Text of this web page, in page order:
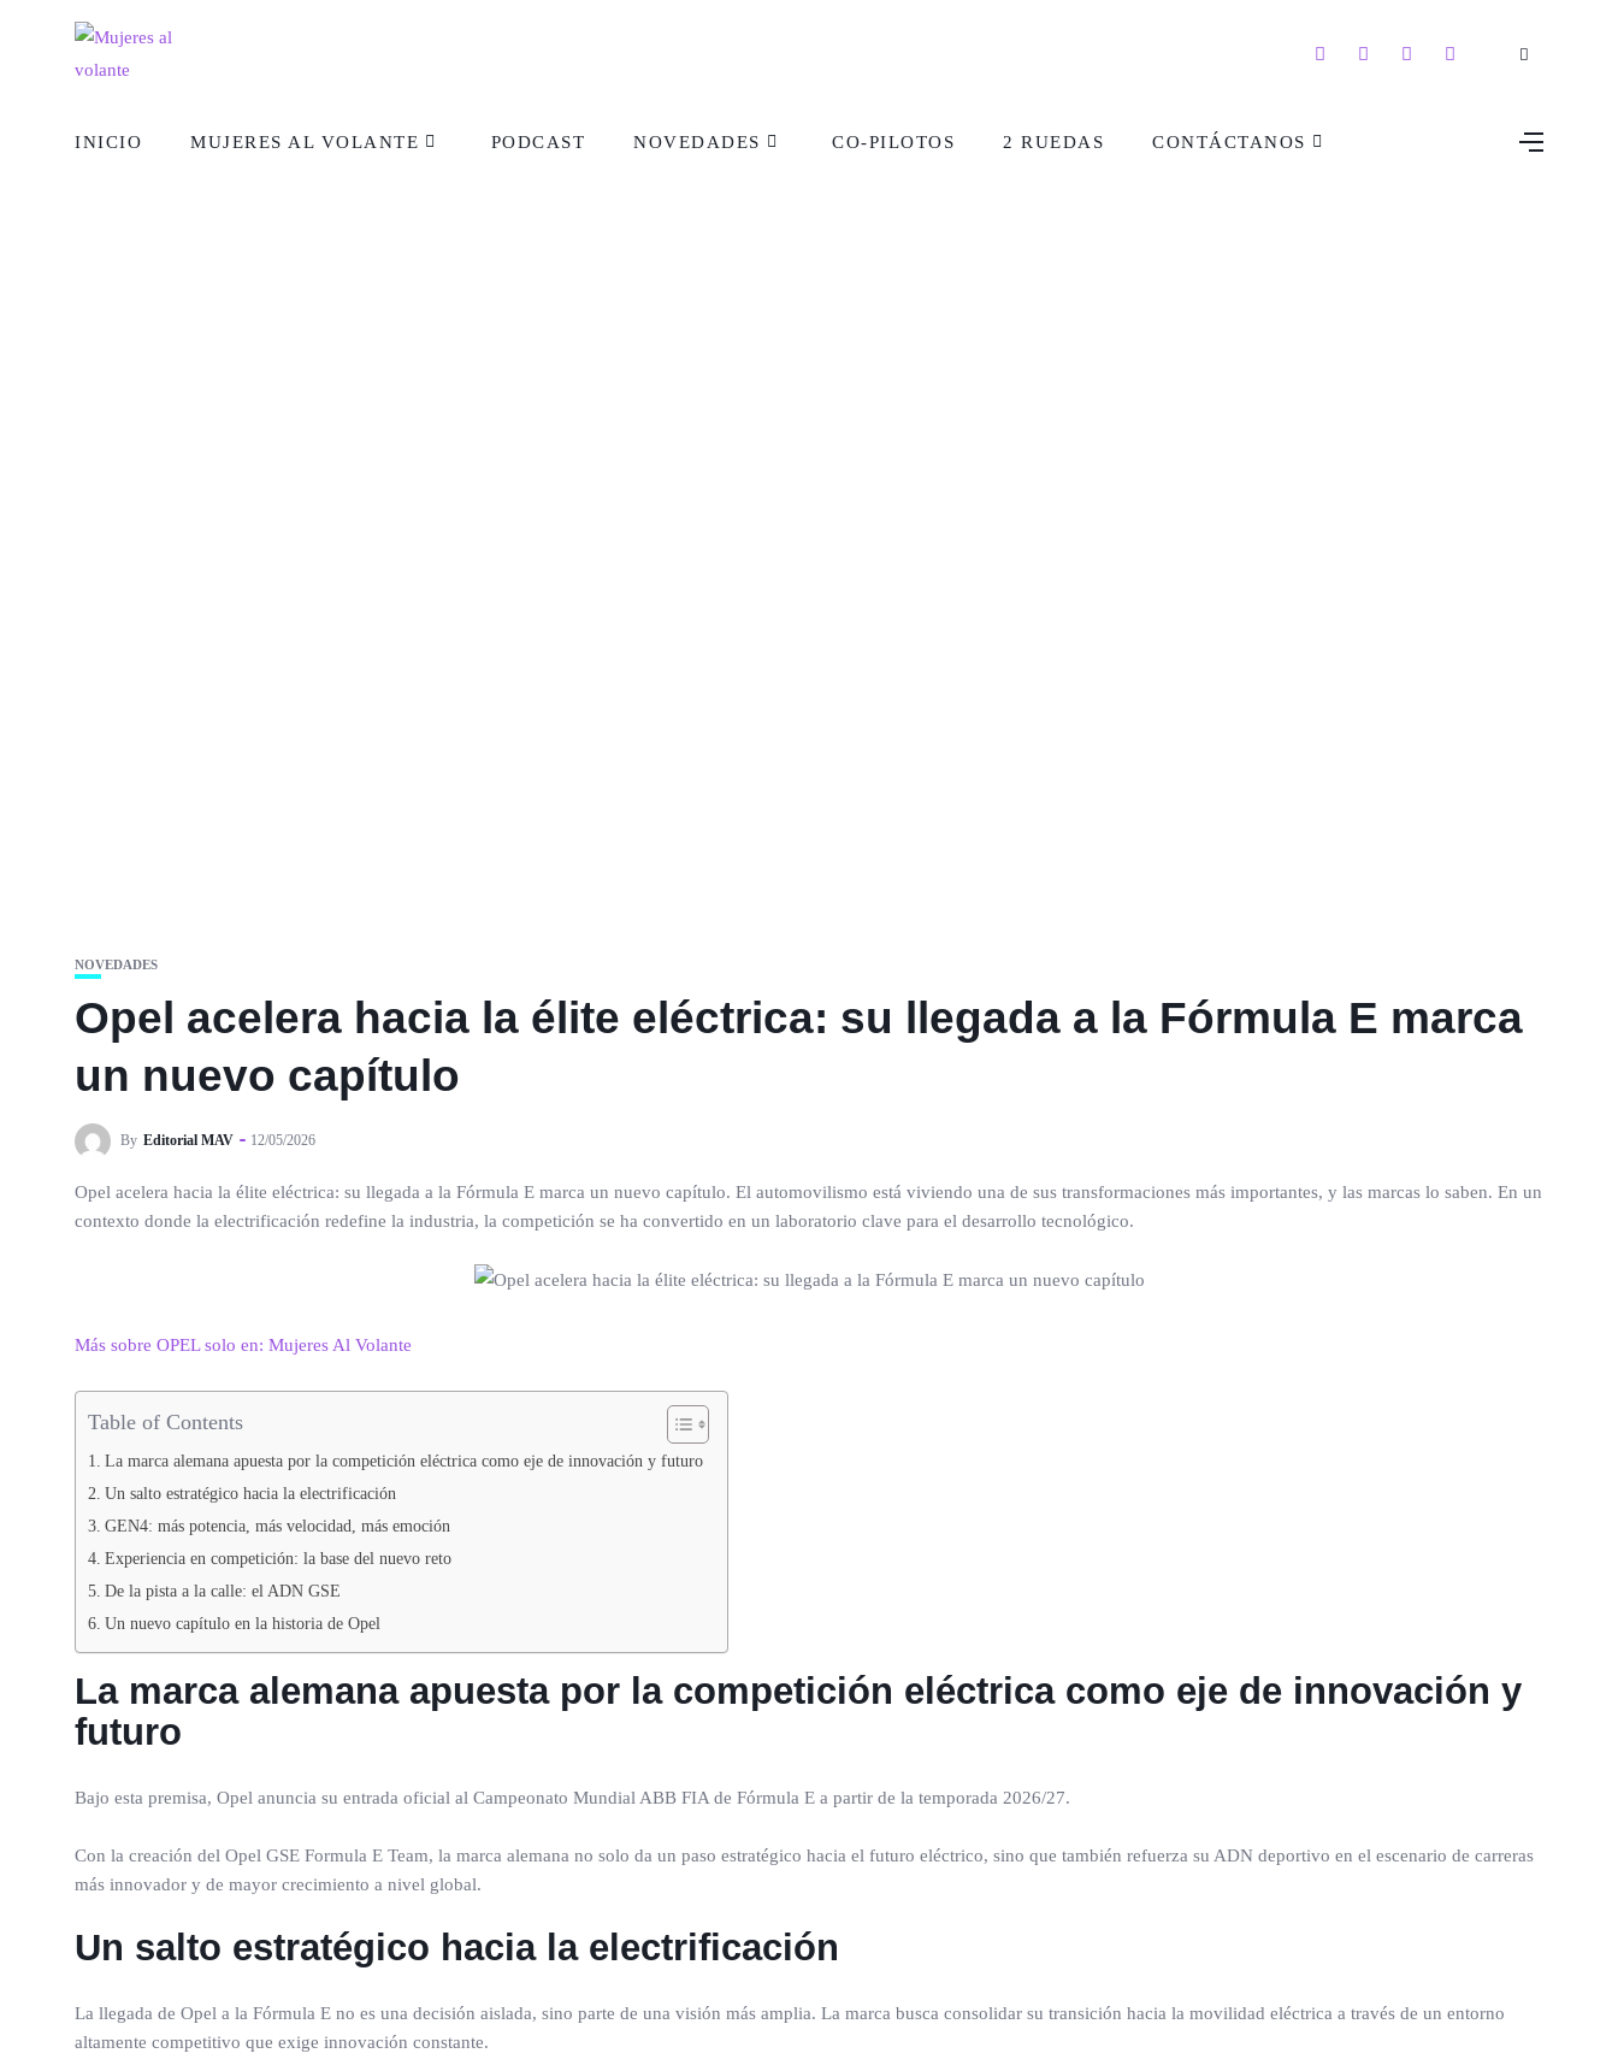
INICIO MUJERES AL VOLANTE PODCAST NOVEDADES CO-PILOTOS 2 RUEDAS CONTÁCTANOS
NOVEDADES
Opel acelera hacia la élite eléctrica: su llegada a la Fórmula E marca
un nuevo capítulo
By Editorial MAV 12/05/2026
Opel acelera hacia la élite eléctrica: su llegada a la Fórmula E marca un nuevo capítulo. El automovilismo está viviendo una de sus transformaciones más importantes, y las marcas lo saben. En un
contexto donde la electrificación redefine la industria, la competición se ha convertido en un laboratorio clave para el desarrollo tecnológico.
Más sobre OPEL solo en: Mujeres Al Volante
Table of Contents
La marca alemana apuesta por la competición eléctrica como eje de innovación y futuro
Un salto estratégico hacia la electrificación
GEN4: más potencia, más velocidad, más emoción
Experiencia en competición: la base del nuevo reto
De la pista a la calle: el ADN GSE
Un nuevo capítulo en la historia de Opel
La marca alemana apuesta por la competición eléctrica como eje de innovación y
futuro
Bajo esta premisa, Opel anuncia su entrada oficial al Campeonato Mundial ABB FIA de Fórmula E a partir de la temporada 2026/27.
Con la creación del Opel GSE Formula E Team, la marca alemana no solo da un paso estratégico hacia el futuro eléctrico, sino que también refuerza su ADN deportivo en el escenario de carreras
más innovador y de mayor crecimiento a nivel global.
Un salto estratégico hacia la electrificación
La llegada de Opel a la Fórmula E no es una decisión aislada, sino parte de una visión más amplia. La marca busca consolidar su transición hacia la movilidad eléctrica a través de un entorno
altamente competitivo que exige innovación constante.